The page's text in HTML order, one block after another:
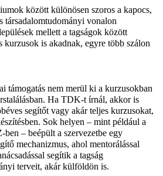
között különösen szoros a kapocs,
társadalomtudományi vonalon
mellett a tagságok között
kurzusok is akadnak, egyre több szálon
támogatás nem merül ki a kurzusokban
Ha TDK-t írnál, akkor is
segítőt vagy akár teljes kurzusokat,
Sok helyen – mint például a
– beépült a szervezetbe egy
mechanizmus, ahol mentorálással
segítik a tagság
terveit, akár külföldön is.